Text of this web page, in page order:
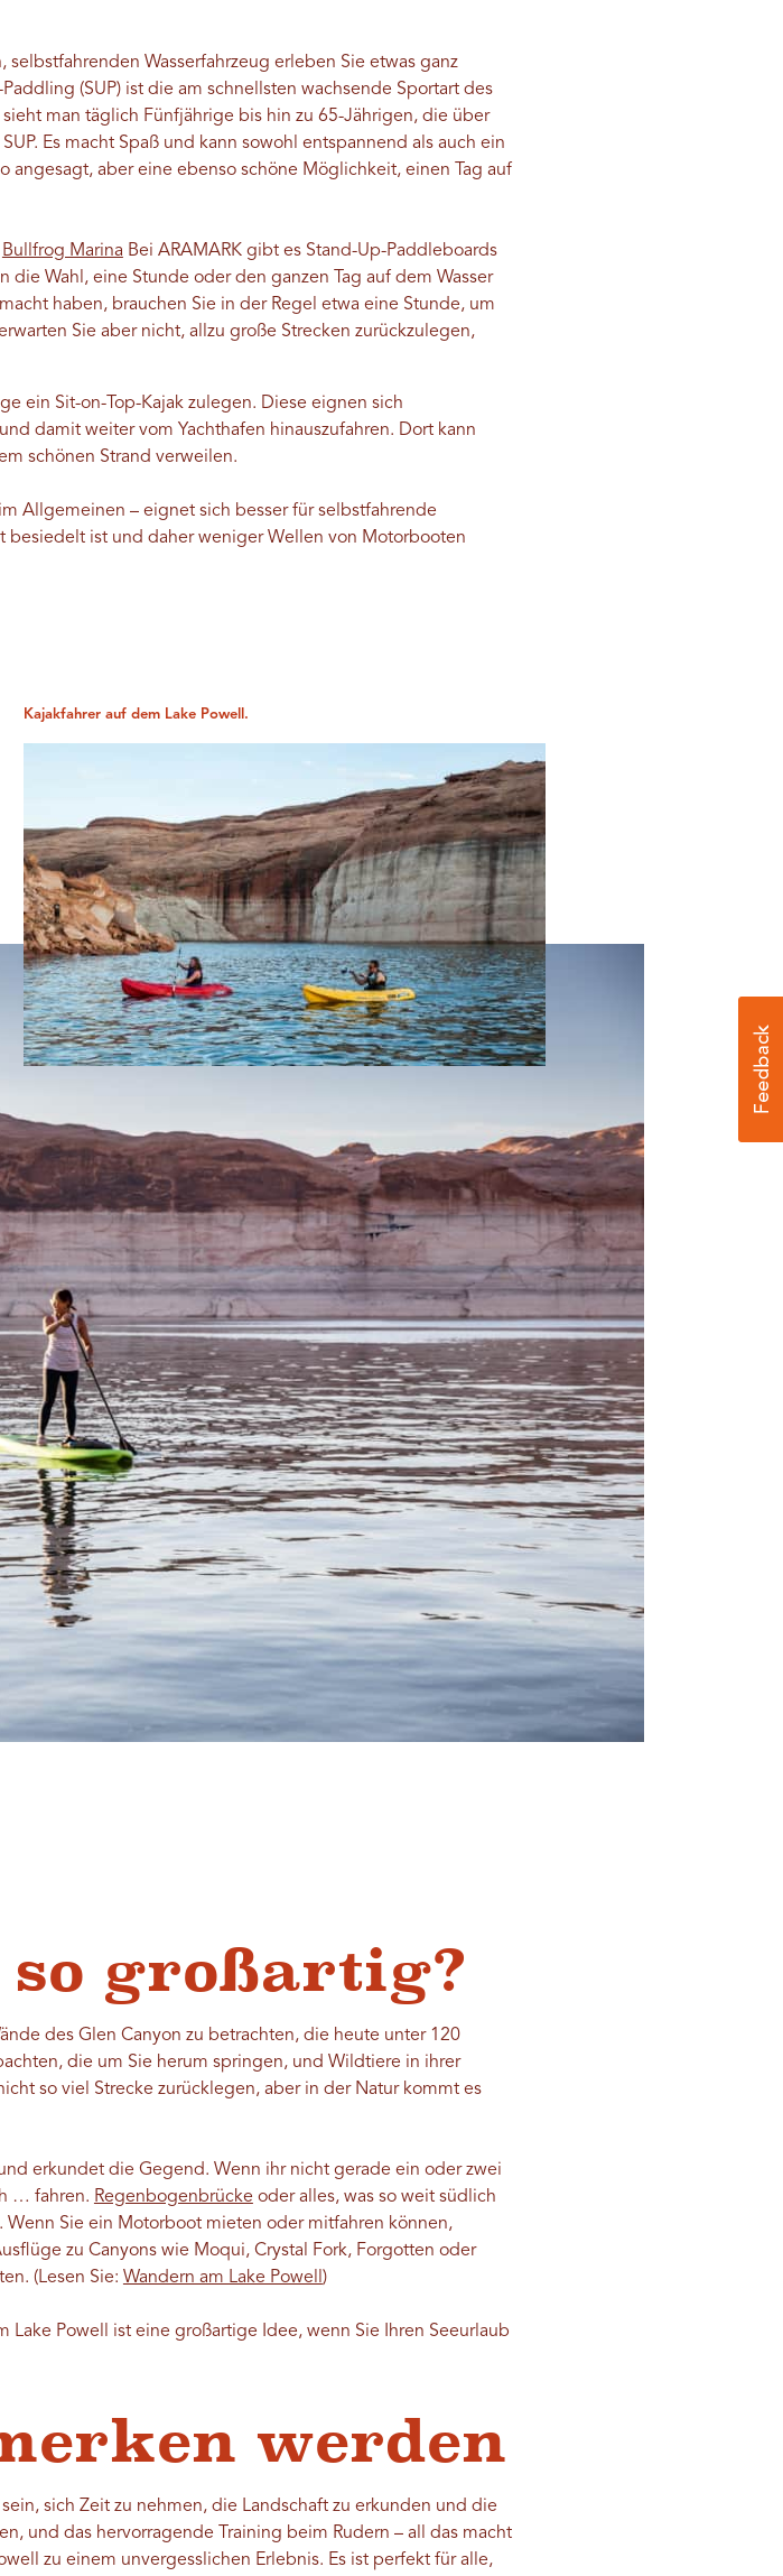
selbstfahrenden Wasserfahrzeug erleben Sie etwas ganz
(SUP) ist die am schnellsten wachsende Sportart des
man täglich Fünfjährige bis hin zu 65-Jährigen, die über
Es macht Spaß und kann sowohl entspannend als auch ein
angesagt, aber eine ebenso schöne Möglichkeit, einen Tag auf
Bullfrog Marina Bei ARAMARK gibt es Stand-Up-Paddleboards
Wahl, eine Stunde oder den ganzen Tag auf dem Wasser
haben, brauchen Sie in der Regel etwa eine Stunde, um
Sie aber nicht, allzu große Strecken zurückzulegen,
ein Sit-on-Top-Kajak zulegen. Diese eignen sich
damit weiter vom Yachthafen hinauszufahren. Dort kann
schönen Strand verweilen.
Allgemeinen – eignet sich besser für selbstfahrende
besiedelt ist und daher weniger Wellen von Motorbooten
Kajakfahrer auf dem Lake Powell.
so großartig?
des Glen Canyon zu betrachten, die heute unter 120
die um Sie herum springen, und Wildtiere in ihrer
so viel Strecke zurücklegen, aber in der Natur kommt es
erkundet die Gegend. Wenn ihr nicht gerade ein oder zwei
… fahren. Regenbogenbrücke oder alles, was so weit südlich
Sie ein Motorboot mieten oder mitfahren können,
zu Canyons wie Moqui, Crystal Fork, Forgotten oder
(Lesen Sie: Wandern am Lake Powell )
Lake Powell ist eine großartige Idee, wenn Sie Ihren Seeurlaub
werden
sich Zeit zu nehmen, die Landschaft zu erkunden und die
und das hervorragende Training beim Rudern – all das macht
zu einem unvergesslichen Erlebnis. Es ist perfekt für alle,